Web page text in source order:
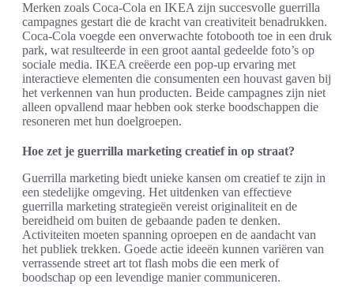
Merken zoals Coca-Cola en IKEA zijn succesvolle guerrilla
campagnes gestart die de kracht van creativiteit benadrukken.
Coca-Cola voegde een onverwachte fotobooth toe in een druk
park, wat resulteerde in een groot aantal gedeelde foto’s op
sociale media. IKEA creëerde een pop-up ervaring met
interactieve elementen die consumenten een houvast gaven bij
het verkennen van hun producten. Beide campagnes zijn niet
alleen opvallend maar hebben ook sterke boodschappen die
resoneren met hun doelgroepen.
Hoe zet je guerrilla marketing creatief in op straat?
Guerrilla marketing biedt unieke kansen om creatief te zijn in
een stedelijke omgeving. Het uitdenken van effectieve
guerrilla marketing strategieën vereist originaliteit en de
bereidheid om buiten de gebaande paden te denken.
Activiteiten moeten spanning oproepen en de aandacht van
het publiek trekken. Goede actie ideeën kunnen variëren van
verrassende street art tot flash mobs die een merk of
boodschap op een levendige manier communiceren.